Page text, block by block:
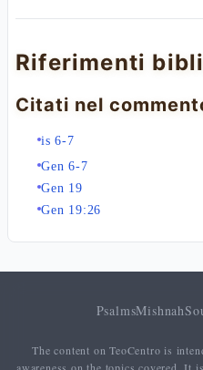
Riferimenti
Citati nel
is 6-7
Gen 6-7
Gen 19
Gen 19:26
PsalmsMishnah
The content on TeoCentro is